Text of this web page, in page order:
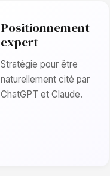
Positionnement
expert
Stratégie pour être
naturellement cité par
ChatGPT et Claude.